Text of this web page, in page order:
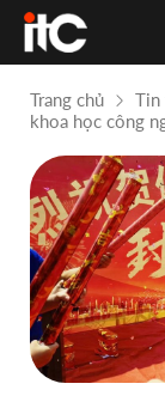
Trang chủ Tin
khoa học công